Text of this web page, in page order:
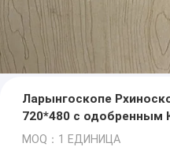
Ларынгоскопе
720*480 с одобренным
MOQ：1 ЕДИНИЦА